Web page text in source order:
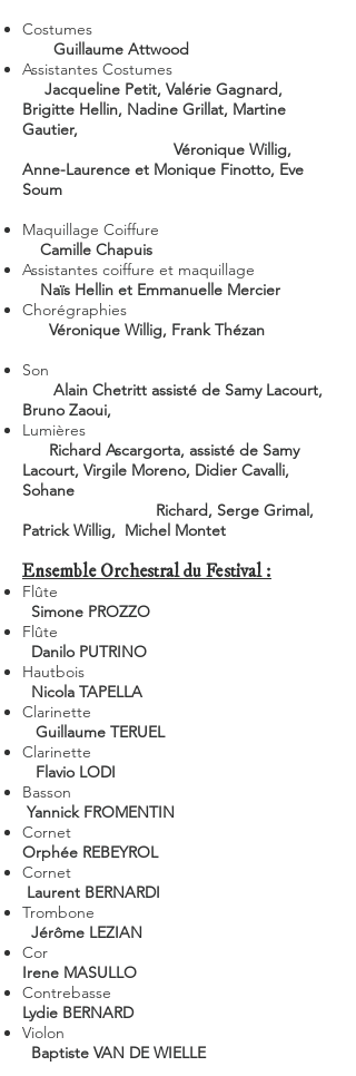
Costumes
Guillaume Attwood
Assistantes Costumes
Jacqueline Petit, Valérie Gagnard,
Brigitte Hellin, Nadine Grillat, Martine
Gautier,
Véronique Willig,
Anne-Laurence et Monique Finotto, Eve
Soum
Maquillage Coiffure
Camille Chapuis
Assistantes coiffure et maquillage
Naïs Hellin et Emmanuelle Mercier
Chorégraphies
Véronique Willig, Frank Thézan
Son
Alain Chetritt assisté de Samy Lacourt,
Bruno Zaoui,
Lumières
Richard Ascargorta, assisté de Samy
Lacourt, Virgile Moreno, Didier Cavalli,
Sohane
Richard, Serge Grimal,
Patrick Willig, Michel Montet
Ensemble Orchestral du Festival :
Flûte
Simone PROZZO
Flûte
Danilo PUTRINO
Hautbois
Nicola TAPELLA
Clarinette
Guillaume TERUEL
Clarinette
Flavio LODI
Basson
Yannick FROMENTIN
Cornet
Orphée REBEYROL
Cornet
Laurent BERNARDI
Trombone
Jérôme LEZIAN
Cor
Irene MASULLO
Contrebasse
Lydie BERNARD
Violon
Baptiste VAN DE WIELLE